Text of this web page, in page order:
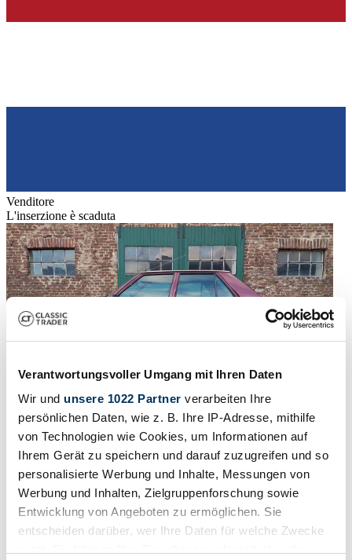
Verantwortungsvoller Umgang mit Ihren Daten
Wir und unsere 1022 Partner verarbeiten Ihre
persönlichen Daten, wie z. B. Ihre IP-Adresse, mithilfe
von Technologien wie Cookies, um Informationen auf
Ihrem Gerät zu speichern und darauf zuzugreifen und so
personalisierte Werbung und Inhalte, Messungen von
Werbung und Inhalten, Zielgruppenforschung sowie
Entwicklung von Angeboten zu ermöglichen. Sie
entscheiden darüber, wer Ihre Daten für welche Zwecke
Venditore
L'inserzione è scaduta
1988 | Renault R 9
Renault R 9 GTL Original 48.000 KM
999 €7 anni fa